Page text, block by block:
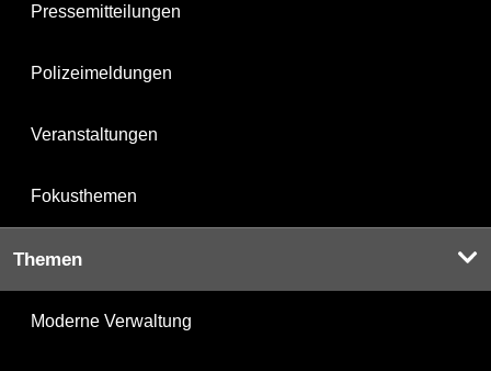
Pressemitteilungen
Polizeimeldungen
Veranstaltungen
Fokusthemen
Themen
Moderne Verwaltung